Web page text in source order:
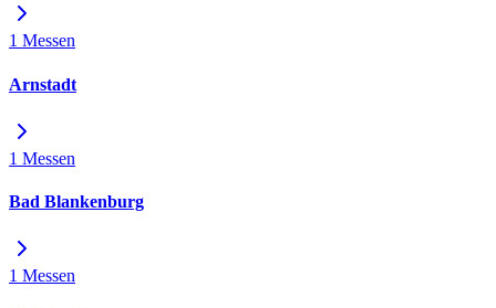
1 Messen
Arnstadt
1 Messen
Bad Blankenburg
1 Messen